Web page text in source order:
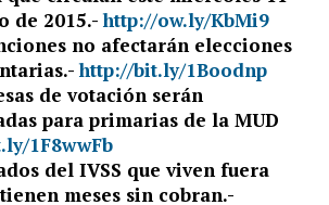
de 2015.-http://ow.ly/KbMi9
no afectarán elecciones
http://bit.ly/1Boodnp
de votación serán
para primarias de la MUD
1F8wwFb
del IVSS que viven fuera
meses sin cobran.-